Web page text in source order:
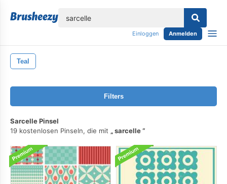
Einloggen Anmelden
Teal
Filters
Sarcelle Pinsel
19 kostenlosen Pinseln, die mit
sarcelle